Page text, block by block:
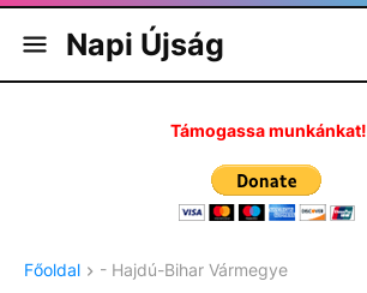
Napi Újság
Támogassa munkánkat!
Főoldal - Hajdú-Bihar Vármegye